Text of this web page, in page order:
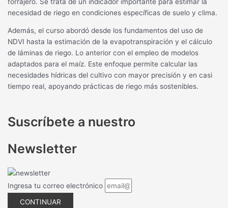
necesidad de riego en condiciones específicas de suelo y clima.
Además, el curso abordó desde los fundamentos del uso de
NDVI hasta la estimación de la evapotranspiración y el cálculo
de láminas de riego. Lo anterior con el empleo de modelos
adaptados para el maíz. Este enfoque permite calcular las
necesidades hídricas del cultivo con mayor precisión y en casi
tiempo real, apoyando prácticas de riego más sostenibles.
Suscríbete a nuestro
Newsletter
Ingresa tu correo electrónico
CONTINUAR